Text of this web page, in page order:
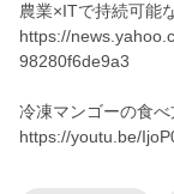
農業×ITで持続可能
https://
98280f6de9a3
冷凍マンゴーの食べ
https://youtu.be/